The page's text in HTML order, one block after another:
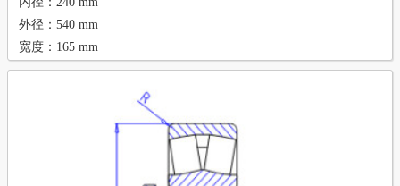
外径：540 mm
宽度：165 mm